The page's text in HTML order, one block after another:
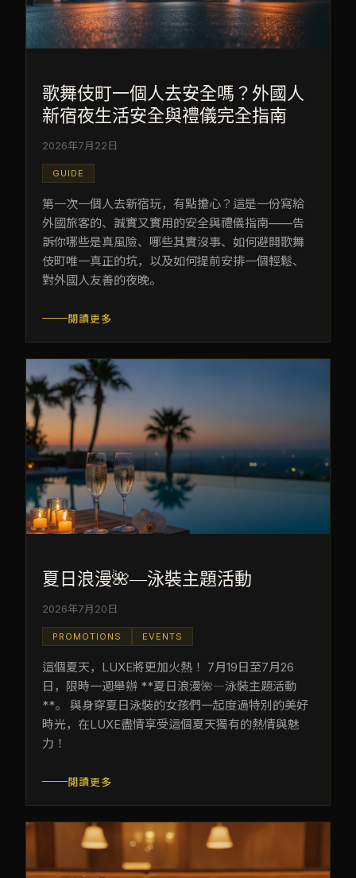
歌舞伎町一個人去安全嗎？外國人
新宿夜生活安全與禮儀完全指南
2026年7月22日
GUIDE
第一次一個人去新宿玩，有點擔心？這是一份寫給
外國旅客的、誠實又實用的安全與禮儀指南——告
訴你哪些是真風險、哪些其實沒事、如何避開歌舞
伎町唯一真正的坑，以及如何提前安排一個輕鬆、
對外國人友善的夜晚。
閱讀更多
夏日浪漫🌺―泳裝主題活動
2026年7月20日
PROMOTIONS EVENTS
這個夏天，LUXE將更加火熱！ 7月19日至7月26
日，限時一週舉辦 **夏日浪漫🌺―泳裝主題活動
**。 與身穿夏日泳裝的女孩們一起度過特別的美好
時光，在LUXE盡情享受這個夏天獨有的熱情與魅
力！
閱讀更多